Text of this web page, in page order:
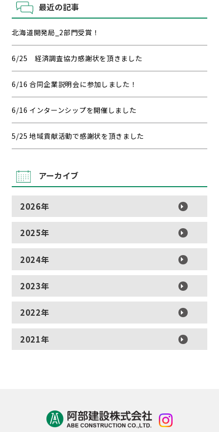
最近の記事
北海道開発局_2部門受賞！
6/25 経済調査協力感謝状を頂きました
6/16 合同企業説明会に参加しました！
6/16 インターンシップを開催しました
5/25 地域貢献活動で感謝状を頂きました
アーカイブ
2026年
2025年
2024年
2023年
2022年
2021年